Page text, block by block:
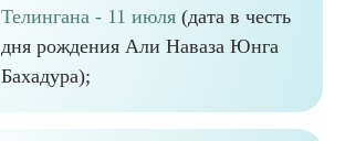
Телингана - 11 июля (дата в честь
дня рождения Али Наваза Юнга
Бахадура);